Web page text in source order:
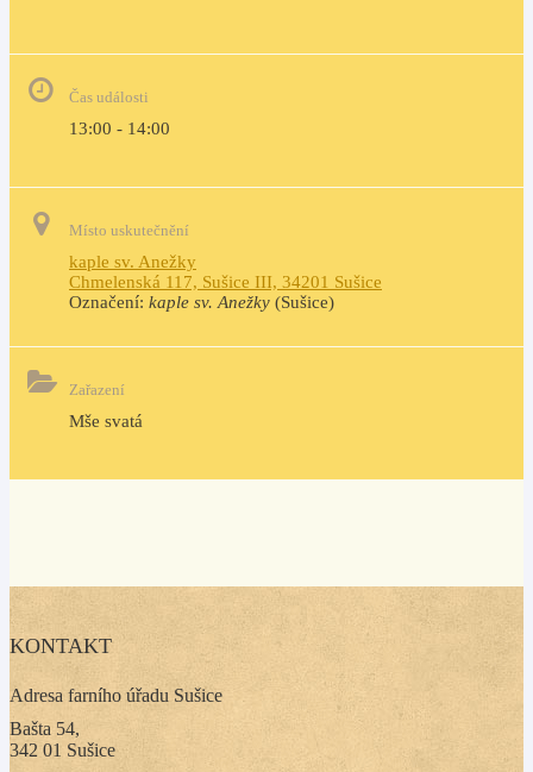
Čas události
13:00 - 14:00
Místo uskutečnění
kaple sv. Anežky
Chmelenská 117, Sušice III, 34201 Sušice
Označení: kaple sv. Anežky (Sušice)
Zařazení
Mše svatá
KONTAKT
Adresa farního úřadu Sušice
Bašta 54,
342 01 Sušice